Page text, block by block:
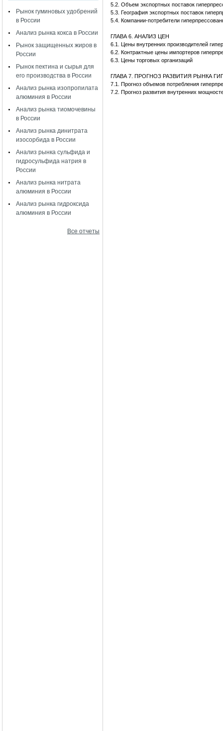
Рынок гуминовых удобрений
в России
Анализ рынка кокса в России
Рынок защищенных жиров в
России
Рынок пектина и сырья для
его производства в России
Анализ рынка изопропилата
алюминия в России
Анализ рынка тиомочевины
в России
Анализ рынка динитрата
изосорбида в России
Анализ рынка сульфида и
гидросульфида натрия в
России
Анализ рынка нитрата
алюминия в России
Анализ рынка гидроксида
алюминия в России
Все отчеты
5.2. Объем экспортных поставок
5.3. География экспортных поставок
5.4. Компании-потребители
ГЛАВА 6. АНАЛИЗ ЦЕН
6.1. Цены внутренних производителей
6.2. Контрактные цены импортеров
6.3. Цены торговых организаций
ГЛАВА 7. ПРОГНОЗ РАЗВИТИЯ РЫНКА
7.1. Прогноз объемов потребления
7.2. Прогноз развития внутренних